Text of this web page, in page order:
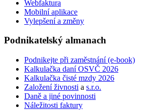
Webfaktura
Mobilní aplikace
Vylepšení a změny
Podnikatelský almanach
Podnikejte při zaměstnání (e-book)
Kalkulačka daní OSVČ 2026
Kalkulačka čisté mzdy 2026
Založení živnosti a s.r.o.
Daně a jiné povinnosti
Náležitosti faktury